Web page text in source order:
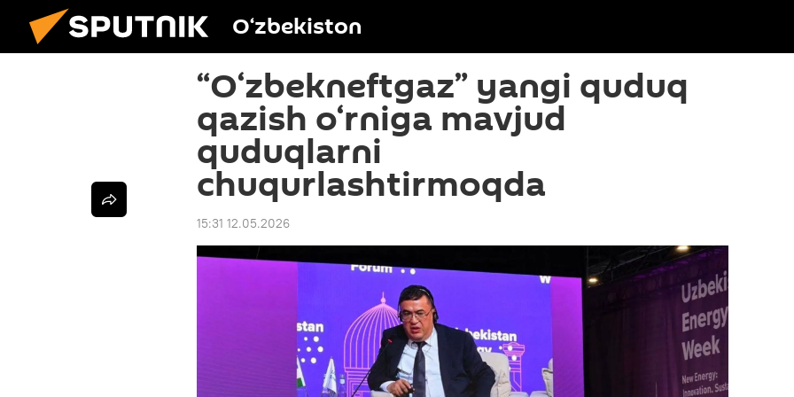
O‘zbekiston
“O‘zbekneftgaz” yangi quduq
qazish o‘rniga mavjud
quduqlarni
chuqurlashtirmoqda
15:31 12.05.2026